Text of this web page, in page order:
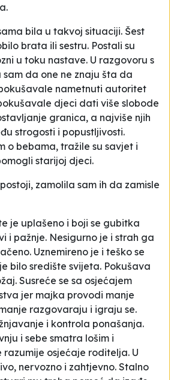
bila u takvoj situaciji. Šest
brata ili sestru. Postali su
u toku nastave. U razgovoru s
da one ne znaju šta da
nametnuti autoritet
djeci dati više slobode
granica, a najviše njih
strogosti i popustljivosti.
o bebama, tražile su savjet i
starijoj djeci.
zamolila sam ih da zamisle
je uplašeno i boji se gubitka
i pažnje. Nesigurno je i strah ga
Uznemireno je i teško se
bilo središte svijeta. Pokušava
Susreće se sa osjećajem
jer majka provodi manje
razgovaraju i igraju se.
i kontrola ponašanja.
i sebe smatra lošim i
razumije osjećaje roditelja. U
nervozno i zahtjevno. Stalno